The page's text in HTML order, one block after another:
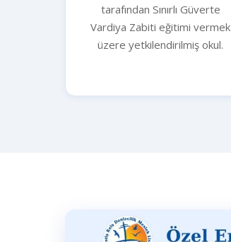
tarafından Sınırlı Güverte
Vardiya Zabiti eğitimi vermek
üzere yetkilendirilmiş okul.